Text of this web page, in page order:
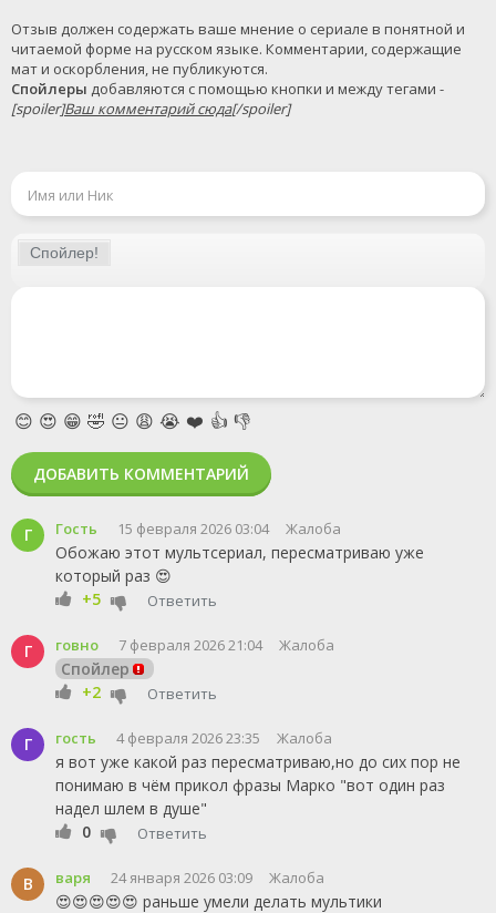
Отзыв должен содержать ваше мнение о сериале в понятной и
читаемой форме на русском языке. Комментарии, содержащие
Спойлеры добавляются с помощью кнопки и между тегами -
[spoiler]Ваш комментарий сюда[/spoiler]
Г Гость 15 февраля 2026 03:04 Жалоба
Обожаю этот мультсериал, пересматриваю уже
который раз 😍
+5
Ответить
Г говно 7 февраля 2026 21:04 Жалоба
Спойлер
+2
Ответить
Г гость 4 февраля 2026 23:35 Жалоба
я вот уже какой раз пересматриваю,но до сих пор не
понимаю в чём прикол фразы Марко "вот один раз
надел шлем в душе"
0
Ответить
В варя 24 января 2026 03:09 Жалоба
😍😍😍😍😍 раньше умели делать мультики
😊 😍 😁 🤣 😐 😩 😭 ❤️ 👍 👎
ДОБАВИТЬ КОММЕНТАРИЙ